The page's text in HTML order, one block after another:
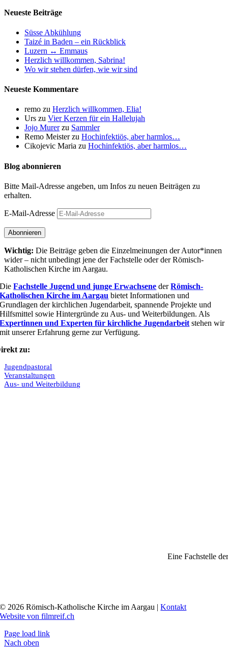
Neueste Beiträge
Süsse Abkühlung
Taizé in Baden – ein Rückblick
Luzern ↔ Emmaus
Herzlich willkommen, Sabrina!
Wo wir stehen dürfen, wie wir sind
Neueste Kommentare
remo zu Herzlich willkommen, Elia!
Urs zu Vier Kerzen für ein Hallelujah
Jojo Murerzu Sammler
Remo Meisterzu Hochinfektiös, aber harmlos…
Cikojevic Maria zu Hochinfektiös, aber harmlos…
Blog abonnieren
Bitte Mail-Adresse angeben, um Infos zu neuen Beiträgen zu
erhalten.
E-Mail-Adresse
Abonnieren
Wichtig: Die Beiträge geben die Einzel­meinungen der Autor*innen
wider – nicht unbedingt jene der Fach­stelle oder der Römisch-
Katholischen Kirche im Aargau.
DieFachstelle Jugend und junge Erwachsene derRömisch-
Katholischen Kirche im Aargau bietet Informationen und
Grundlagen der kirchlichen Jugendarbeit, spannende Projekte und
Hilfsmittel sowie Hintergründe zu Aus- und Weiterbildungen. Als
Expertinnen und Experten für kirchliche Jugendarbeit stehen wir
mit unserer Erfahrung gerne zur Verfügung.
zu:
Jugendpastoral
Veranstaltungen
Aus- und Weiterbildung
Eine Fachstelle der
© 2026 Römisch-Katholische Kirche im Aargau |Kontakt
Website von filmreif.ch
Page load link
Nach oben